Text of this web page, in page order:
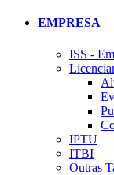
EMPRESA
ISS -
IPTU
ITBI
Outras